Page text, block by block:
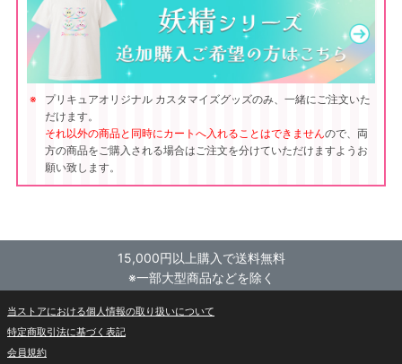
プリキュアオリジナル カスタマイズグッズのみ、一緒にご注文いた
だけます。
それ以外の商品と同時にカートへ入れることはできませんので、両
方の商品をご購入される場合はご注文を分けていただけますようお
願い致します。
15,000円以上購入で送料無料
※一部大型商品などを除く
当ストアにおける個人情報の取り扱いについて
特定商取引法に基づく表記
会員規約